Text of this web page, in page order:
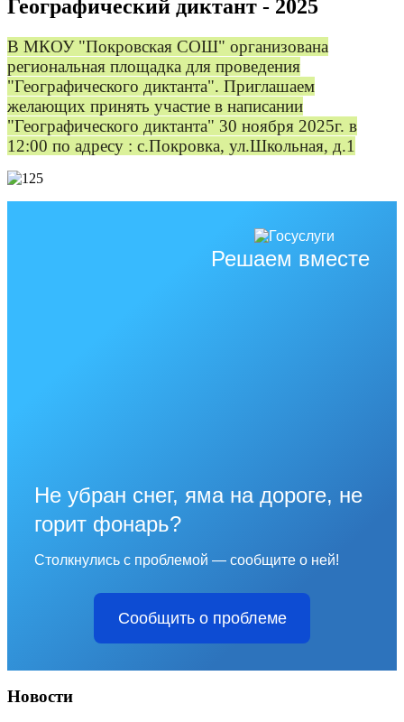
Географический диктант - 2025
В МКОУ "Покровская СОШ" организована
региональная площадка для проведения
"Географического диктанта". Приглашаем
желающих принять участие в написании
"Географического диктанта" 30 ноября 2025г. в
12:00 по адресу : с.Покровка, ул.Школьная, д.1
Решаем вместе
Не убран снег, яма на дороге, не
горит фонарь?
Столкнулись с проблемой — сообщите о ней!
Сообщить о проблеме
Новости